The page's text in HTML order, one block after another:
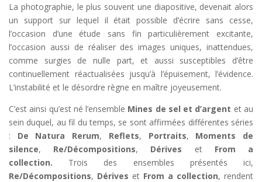
La photographie, le plus souvent une diapositive, devenait alors
un support sur lequel il était possible d’écrire sans cesse,
l’occasion d’une étude sans fin particulièrement excitante,
l’occasion aussi de réaliser des images uniques, inattendues,
comme surgies de nulle part, et aussi susceptibles d’être
continuellement réactualisées jusqu’à l’épuisement, l’évidence.
L’instabilité et le désordre règne en maître joyeusement.
C’est ainsi qu’est né l’ensemble Mines de sel et d’argent et au
sein duquel, au fil du temps, se sont affirmées différentes séries
: De Natura Rerum, Reflets, Portraits, Moments de
silence, Re/Décompositions, Dérives et From a
collection. Trois des ensembles présentés ici,
Re/Décompositions, Dérives et From a collection, rendent